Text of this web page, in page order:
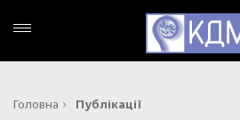
Головна Публікації